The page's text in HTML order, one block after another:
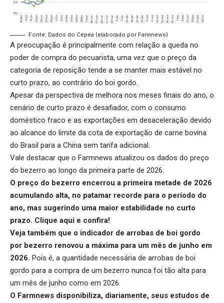
Fonte: Dados do Cepea (elaborado por Farmnews)
A preocupação é principalmente com relação a queda no
poder de compra do pecuarista, uma vez que o preço da
categoria de reposição tende a se manter mais estável no
curto prazo, ao contrário do boi gordo.
Apesar da perspectiva de melhora nos meses finais do ano, o
cenário de curto prazo é desafiador, com o consumo
doméstico fraco e as exportações em desaceleração devido
ao alcance do limite da cota de exportação de carne bovina
do Brasil para a China sem tarifa adicional.
Vale destacar que o Farmnews atualizou os dados do preço
do bezerro ao longo da primeira parte de 2026.
O preço do bezerro encerrou a primeira metade de 2026
acumulando alta, no patamar recorde para o período do
ano, mas sugerindo uma maior estabilidade no curto
prazo. Clique aqui e confira!
Veja também que o indicador de arrobas de boi gordo
por bezerro renovou a máxima para um mês de junho em
2026. Pois é, a quantidade necessária de arrobas de boi
gordo para a compra de um bezerro nunca foi tão alta para
um mês de junho como em 2026.
O Farmnews disponibiliza, diariamente, seus estudos de